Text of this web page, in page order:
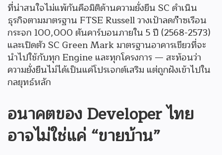
ที่น่าสนใจไม่แพ้กันคือมิติด้านความยั่งยืน SC ดำเนิน
ธุรกิจตามมาตรฐาน FTSE Russell วางเป้าลดก๊าซเรือน
กระจก 100,000 ตันคาร์บอนภายใน 5 ปี (2568-2573)
และเปิดตัว SC Green Mark มาตรฐานอาคารเขียวที่จะ
นำไปใช้กับทุก Engine และทุกโครงการ — สะท้อนว่า
ความยั่งยืนไม่ได้เป็นแค่โปรเจกต์เสริม แต่ถูกฝังเข้าไปใน
กลยุทธ์หลัก
อนาคตของ Developer ไทย
อาจไม่ใช่แค่ “ขายบ้าน”